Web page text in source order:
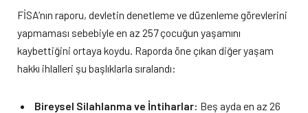
FİSA’nın raporu, devletin denetleme ve düzenleme görevlerini
yapmaması sebebiyle en az 257 çocuğun yaşamını
kaybettiğini ortaya koydu. Raporda öne çıkan diğer yaşam
hakkı ihlalleri şu başlıklarla sıralandı:
Bireysel Silahlanma ve İntiharlar: Beş ayda en az 26